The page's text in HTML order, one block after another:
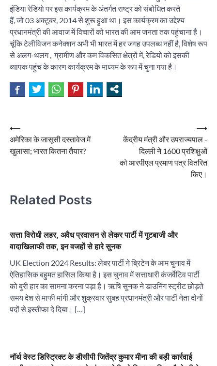
इंडिया रेडियो पर इस कार्यक्रम के अंतर्गत राष्ट्र को संबोधित करते
हैं, जो 03 अक्टूबर, 2014 से शुरू हुआ था। इस कार्यक्रम का उद्देश्य
प्रधानमंत्री की आवाज में विचारों को भारत की आम जनता तक पहुंचाना है।
चूंकि टेलीविजन कनेक्शन अभी भी भारत में हर जगह उपलब्ध नहीं है, विशेष रूप
से अलग-थलग , ग्रामीण और कम विकसित क्षेत्रों में, रेडियो को इसकी
व्यापक पहुंच के कारण कार्यक्रम के माध्यम के रूप में चुना गया है।
Post
navigation
⟵
अमेरिका के जासूसी दस्तावेज में
खुलासा; भारत कितना तैयार?
केंद्रीय मंत्री और उपराज्यपाल -
दिल्ली ने 1600 प्रशिक्षुओं
को आरपीएल प्रमाण पत्र वितरित
किए।
⟶
Related Posts
सत्ता विरोधी लहर, अवैध प्रवासन से लेकर पार्टी में गुटबाजी और
वादाखिलाफी तक, इन वजहों से हारे सुनक
UK Election 2024 Results: लेबर पार्टी ने ब्रिटेन के आम चुनाव में
ऐतिहासिक बहुमत हासिल किया है। इस चुनाव में सत्ताधारी कंजर्वेटिव पार्टी
को बुरी हार का सामना करना पड़ा है। ऋषि सुनक ने डाउनिंग स्ट्रीट छोड़ते
समय देश से माफी मांगी और शुक्रवार सुबह प्रधानमंत्री और पार्टी नेता दोनों
पदों से इस्तीफा दे दिया। […]
नॉर्थ वेस्ट डिस्ट्रिक्ट के डीसीपी जितेंद्र कुमार मीना की बड़ी कार्रवाई